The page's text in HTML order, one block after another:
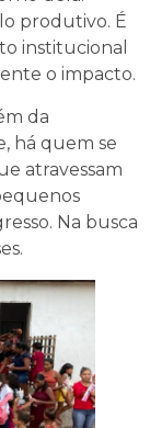
produtivo. É
institucional
o impacto.
da
há quem se
atravessam
Na busca